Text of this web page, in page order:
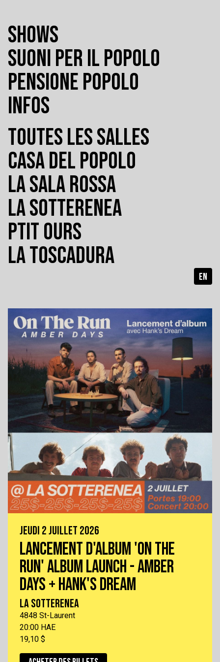
SHOWS
SUONI PER IL POPOLO
PENSIONE POPOLO
INFOS
TOUTES LES SALLES
CASA DEL POPOLO
LA SALA ROSSA
LA SOTTERENEA
PTIT OURS
LA TOSCADURA
EN
JEUDI 2 JUILLET 2026
LANCEMENT D'ALBUM 'ON THE
RUN' ALBUM LAUNCH - AMBER
DAYS + HANK'S DREAM
LA SOTTERENEA
4848 St-Laurent
20:00 HAE
19,10 $